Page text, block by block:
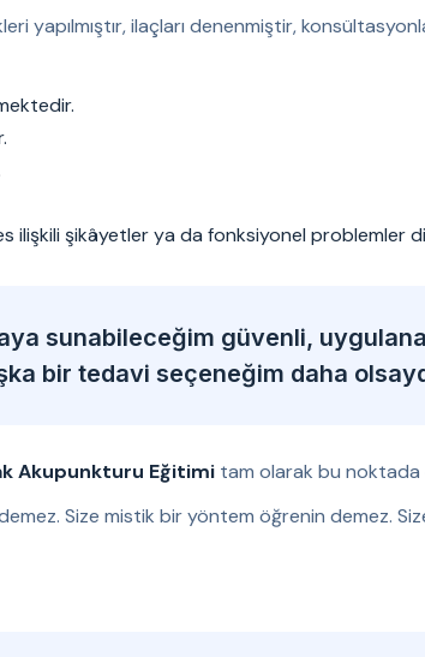
yapılmıştır, ilaçları denenmiştir,
ilişkili şikâyetler ya da fonksiyonel problemler
sunabileceğim güvenli,
bir tedavi seçeneğim daha
Akupunkturu Eğitimi tam olarak bu noktada
demez. Size mistik bir yöntem öğrenin demez.